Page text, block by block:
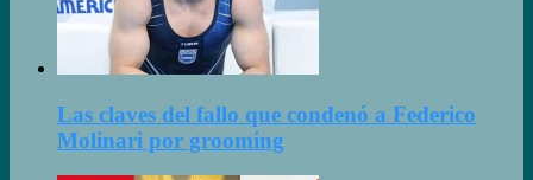
Las claves del fallo que condenó a Federico
Molinari por grooming